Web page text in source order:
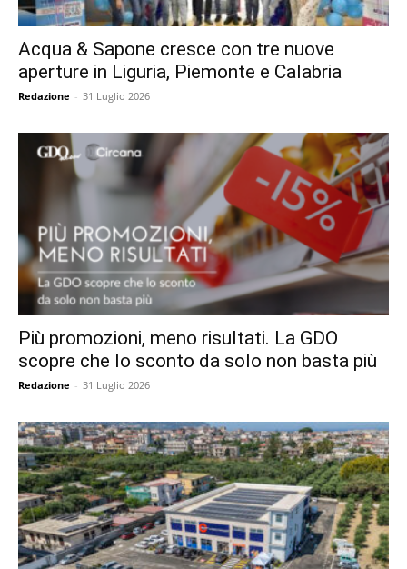
Acqua & Sapone cresce con tre nuove
aperture in Liguria, Piemonte e Calabria
Redazione - 31 Luglio 2026
Più promozioni, meno risultati. La GDO
scopre che lo sconto da solo non basta più
Redazione - 31 Luglio 2026